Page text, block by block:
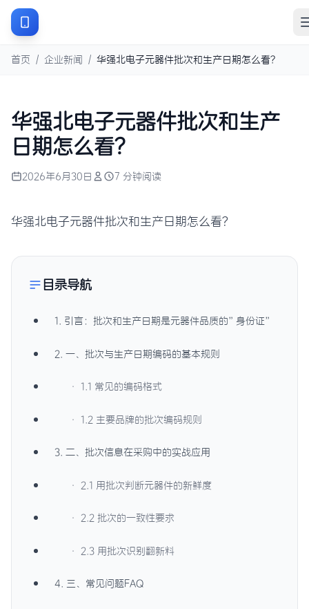
首页 / 企业新闻 / 华强北电子元器件批次和生产日期怎么看？
华强北电子元器件批次和生产
日期怎么看？
2026年6月30日 7 分钟阅读
华强北电子元器件批次和生产日期怎么看？
目录导航
1. 引言：批次和生产日期是元器件品质的”身份证”
2. 一、批次与生产日期编码的基本规则
· 1.1 常见的编码格式
· 1.2 主要品牌的批次编码规则
3. 二、批次信息在采购中的实战应用
· 2.1 用批次判断元器件的新鲜度
· 2.2 批次的一致性要求
· 2.3 用批次识别翻新料
4. 三、常见问题FAQ